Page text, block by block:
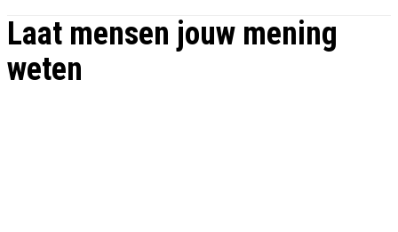
Laat mensen jouw mening
weten